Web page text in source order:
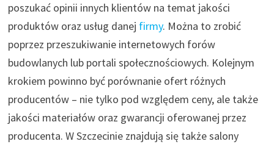
poszukać opinii innych klientów na temat jakości
produktów oraz usług danej firmy. Można to zrobić
poprzez przeszukiwanie internetowych forów
budowlanych lub portali społecznościowych. Kolejnym
krokiem powinno być porównanie ofert różnych
producentów – nie tylko pod względem ceny, ale także
jakości materiałów oraz gwarancji oferowanej przez
producenta. W Szczecinie znajdują się także salony